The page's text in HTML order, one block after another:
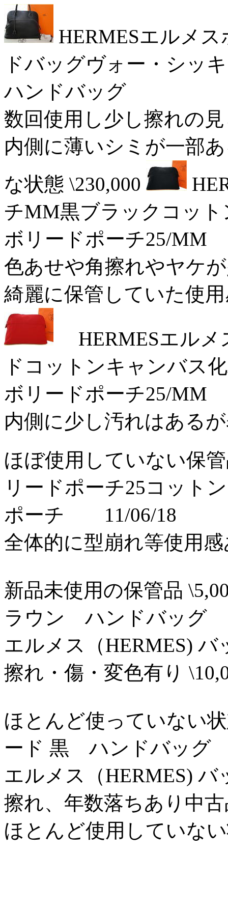
HERMESエルメ
ドバッグヴォー・シッ
ハンドバッグ
数回使用し少し擦れの
内側に薄いシミが一部
な状態 \230,000
チMM黒ブラックコッ
ボリードポーチ
色あせや角擦れやヤケ
綺麗に保管していた使
HERMESエルメ
ドコットンキャンバス
ボリードポーチ25/
内側に少し汚れはある
ほぼ使用していない保
リードポーチ25コット
ポーチ 11/06/18
全体的に型崩れ等使用感
新品未使用の保管品
ラウン ハンドバッグ
エルメス（HERMES) バ
擦れ・傷・変色有り
ほとんど使っていない
ード 黒 ハンドバッグ
エルメス（HERMES) バ
擦れ、年数落ちあり中古
ほとんど使用していな